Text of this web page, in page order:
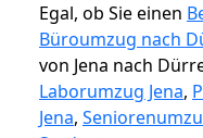
Egal, ob Sie einen
Büroumzug nach
von Jena nach
Laborumzug Jena,
Jena,